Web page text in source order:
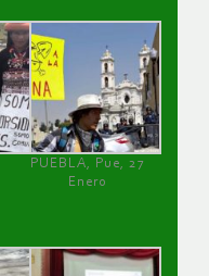
PUEBLA, Pue, 27
Enero